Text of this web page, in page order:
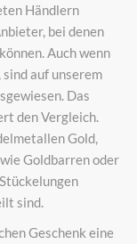
Händlern
bei denen
Auch wenn
auf unserem
Das
den Vergleich.
Gold,
Goldbarren oder
sind.
Geschenk eine